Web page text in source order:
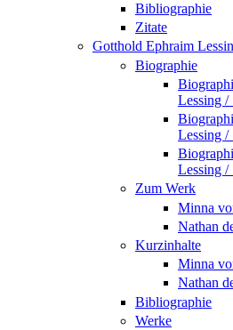
Bibliographie
Zitate
Gotthold Ephraim
Biographie
Lessing /
Lessing /
Lessing /
Zum Werk
Minna
Nathan
Kurzinhalte
Minna
Nathan
Bibliographie
Werke